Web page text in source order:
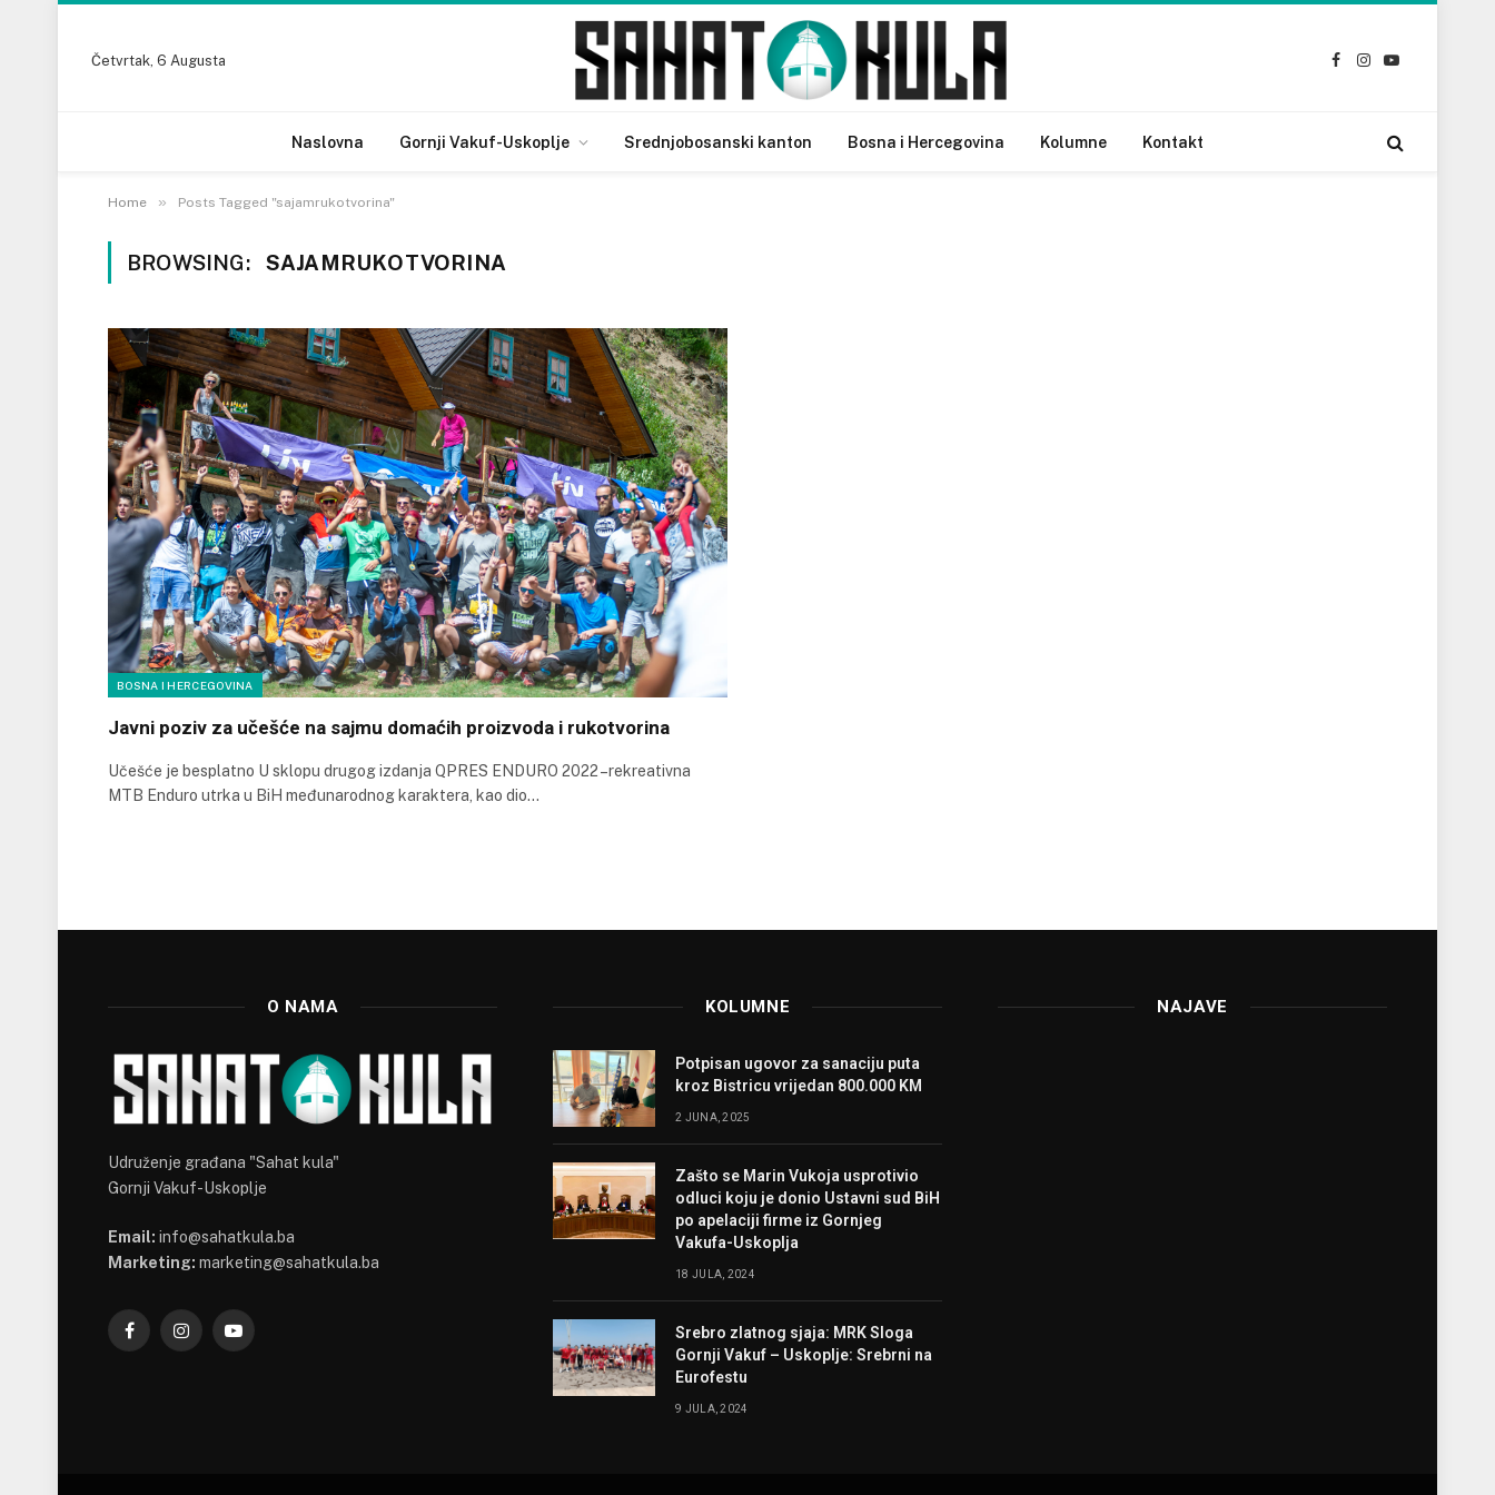
Četvrtak, 6 Augusta
Facebook
Instagram
YouTube
Naslovna Gornji Vakuf-Uskoplje Srednjobosanski kanton Bosna i Hercegovina Kolumne Kontakt
Home » Posts Tagged "sajamrukotvorina"
BROWSING: SAJAMRUKOTVORINA
BOSNA I HERCEGOVINA
Javni poziv za učešće na sajmu domaćih proizvoda i rukotvorina
Učešće je besplatno U sklopu drugog izdanja QPRES ENDURO 2022 –rekreativna
MTB Enduro utrka u BiH međunarodnog karaktera, kao dio…
O NAMA
Udruženje građana "Sahat kula"
Gornji Vakuf-Uskoplje
Email: info@sahatkula.ba
Marketing: marketing@sahatkula.ba
FacebookInstagramYouTube
KOLUMNE
Potpisan ugovor za sanaciju puta
kroz Bistricu vrijedan 800.000 KM
2 JUNA, 2025
Zašto se Marin Vukoja usprotivio
odluci koju je donio Ustavni sud BiH
po apelaciji firme iz Gornjeg
Vakufa-Uskoplja
18 JULA, 2024
Srebro zlatnog sjaja: MRK Sloga
Gornji Vakuf – Uskoplje: Srebrni na
Eurofestu
9 JULA, 2024
NAJAVE